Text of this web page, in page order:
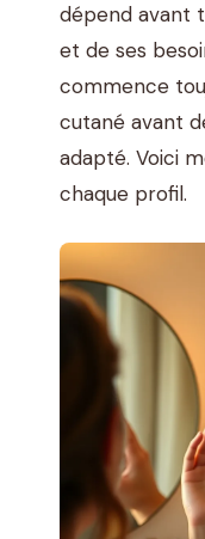
dépend avant
et de ses
commence
cutané avant
adapté. Voici
chaque profil.